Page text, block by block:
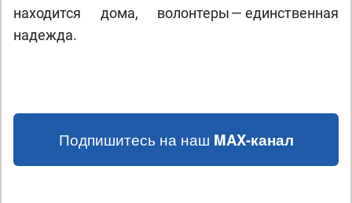
находится дома, волонтеры — единственная
надежда.
Подпишитесь на наш MAX-канал